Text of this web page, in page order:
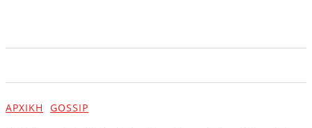
ΑΡΧΙΚΉ GOSSIP